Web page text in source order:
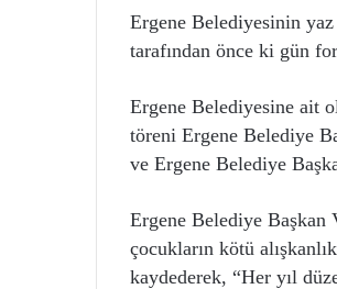
Ergene Belediyesinin
tarafından önce ki gün
Ergene Belediyesine ait
töreni Ergene Belediye
ve Ergene Belediye
Ergene Belediye Başkan
çocukların kötü
kaydederek, “Her yıl